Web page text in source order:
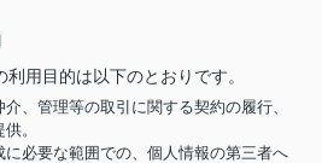
用目的は以下のとおりです。
、管理等の取引に関する契約の履行、
。
必要な範囲での、個人情報の第三者へ